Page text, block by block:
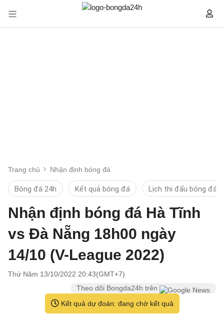
Trang chủ Nhận định bóng đá
Bóng đá 24h Kết quả bóng đá Lịch thi đấu bóng đá
Nhận định bóng đá Hà Tĩnh
vs Đà Nẵng 18h00 ngày
14/10 (V-League 2022)
Thứ Năm 13/10/2022 20:43(GMT+7)
Theo dõi Bongda24h trên
Kết quả dự đoán: đang chờ kết quả